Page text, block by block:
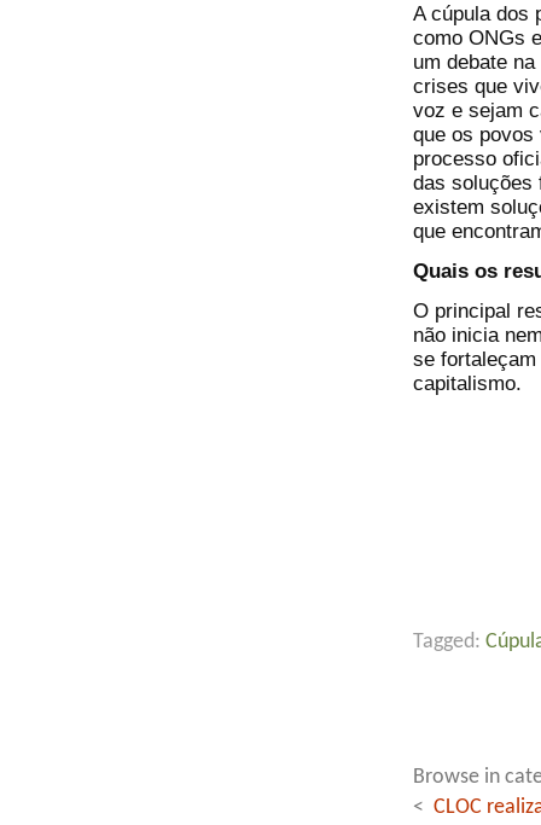
A cúpula dos
como ONGs
um debate
crises que
voz e sejam
que os povos
processo
das soluções
existem
que
Quais os
O principal
não inicia
se
capitalismo.
Tagged:
Browse in
< CLOC